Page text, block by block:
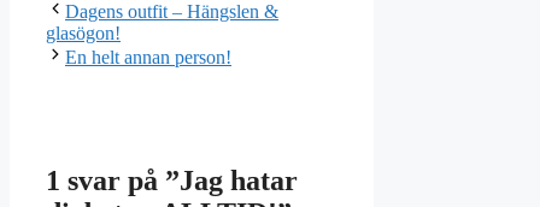
Dagens outfit – Hängslen &
glasögon!
En helt annan person!
1 svar på ”Jag hatar